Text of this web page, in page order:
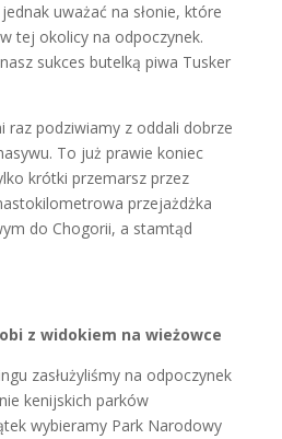
uważać na słonie, które
tej okolicy na odpoczynek.
sukces butelką piwa Tusker
raz podziwiamy z oddali dobrze
To już prawie koniec
krótki przemarsz przez
przejażdżka
do Chogorii, a stamtąd
z widokiem na wieżowce
zasłużyliśmy na odpoczynek
kenijskich parków
wybieramy Park Narodowy